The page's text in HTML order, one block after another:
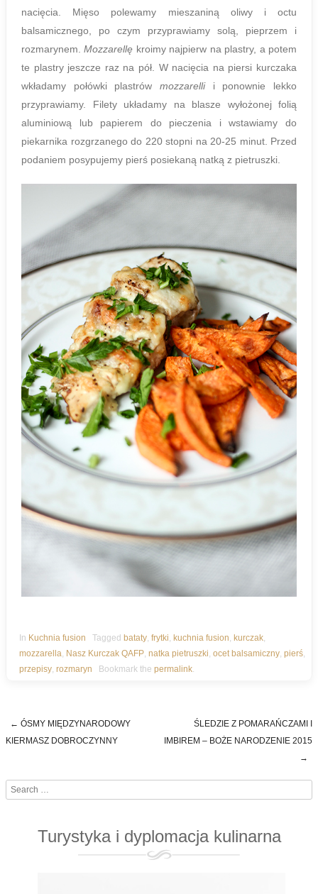
nacięcia. Mięso polewamy mieszaniną oliwy i octu
balsamicznego, po czym przyprawiamy solą, pieprzem i
rozmarynem.Mozzarellę kroimy najpierw na plastry, a potem
te plastry jeszcze raz na pół. W nacięcia na piersi kurczaka
wkładamy połówki plastrów mozzarellii ponownie lekko
przyprawiamy. Filety układamy na blasze wyłożonej folią
aluminiową lub papierem do pieczenia i wstawiamy do
piekarnika rozgrzanego do 220 stopni na 20-25 minut. Przed
podaniem posypujemy pierś posiekaną natką z pietruszki.
In Kuchnia fusion Tagged bataty frytki kuchnia fusion kurczak
mozzarella Nasz Kurczak QAFP natka pietruszki ocet balsamiczny pierś
przepisy rozmaryn Bookmark the permalink
Post navigation
← ÓSMY MIĘDZYNARODOWY
KIERMASZ DOBROCZYNNY
ŚLEDZIE Z POMARAŃCZAMI I
IMBIREM – BOŻE NARODZENIE 2015
→
Search
Turystyka i dyplomacja kulinarna